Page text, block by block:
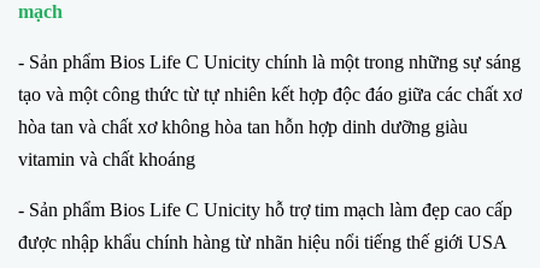
mạch
- Sản phẩm Bios Life C Unicity chính là một trong những sự sáng
tạo và một công thức từ tự nhiên kết hợp độc đáo giữa các chất xơ
hòa tan và chất xơ không hòa tan hỗn hợp dinh dưỡng giàu
vitamin và chất khoáng
- Sản phẩm Bios Life C Unicity hỗ trợ tim mạch làm đẹp cao cấp
được nhập khẩu chính hàng từ nhãn hiệu nổi tiếng thế giới USA